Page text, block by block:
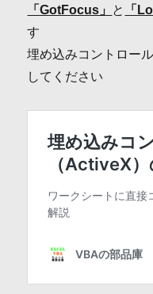
「GotFocus」 と 「
す
埋め込みコントロー
してください